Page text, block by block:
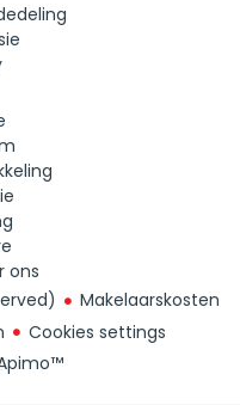
ons
Makelaarskosten
Cookies settings